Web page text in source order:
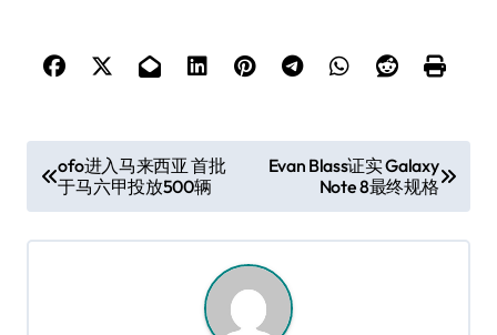
章
导
ofo进入马来西亚 首批
于马六甲投放500辆
Evan Blass证实 Galaxy
Note 8最终规格